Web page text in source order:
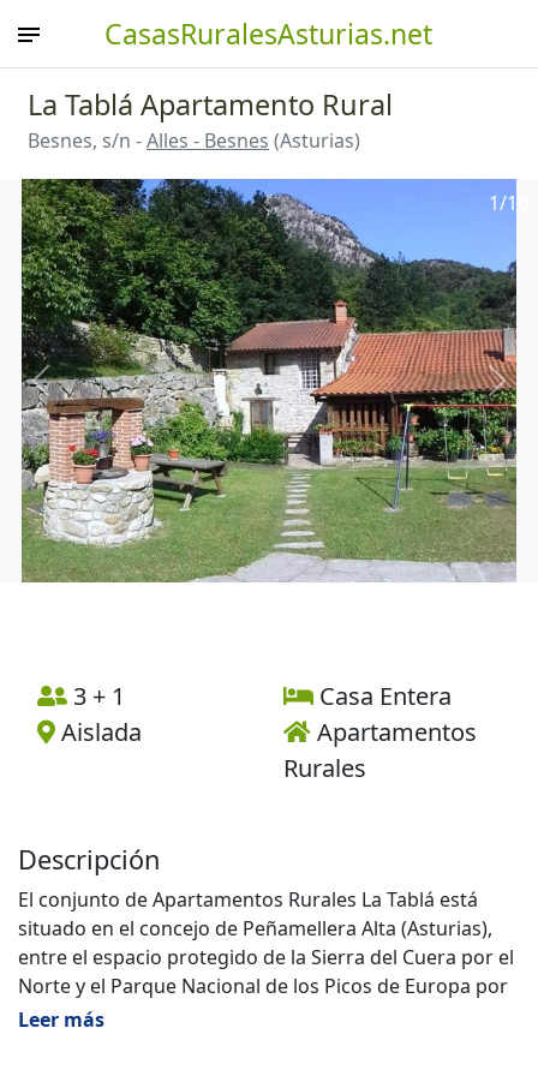
CasasRuralesAsturias.net
La Tablá Apartamento Rural
Besnes, s/n -Alles - Besnes (Asturias)
Anterior
1/16
3 + 1
Casa Entera
Aislada
Apartamentos
Rurales
Descripción
El conjunto de Apartamentos Rurales La Tablá está
situado en el concejo de Peñamellera Alta (Asturias),
entre el espacio protegido de la Sierra del Cuera por el
Norte y el Parque Nacional de los Picos de Europa por
el Sur.
Leer más